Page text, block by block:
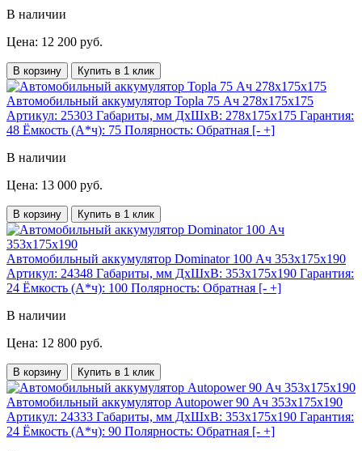
В наличии
Цена: 12 200 руб.
В корзину Купить в 1 клик
Автомобильный аккумулятор Topla 75 Ач 278x175x175
Артикул: 25303 Габариты, мм ДхШхВ: 278x175x175 Гарантия:
48 Ёмкость (А*ч): 75 Полярность: Обратная [- +]
В наличии
Цена: 13 000 руб.
В корзину Купить в 1 клик
Автомобильный аккумулятор Dominator 100 Ач 353x175x190
Артикул: 24348 Габариты, мм ДхШхВ: 353x175x190 Гарантия:
24 Ёмкость (А*ч): 100 Полярность: Обратная [- +]
В наличии
Цена: 12 800 руб.
В корзину Купить в 1 клик
Автомобильный аккумулятор Autopower 90 Ач 353x175x190
Артикул: 24333 Габариты, мм ДхШхВ: 353x175x190 Гарантия:
24 Ёмкость (А*ч): 90 Полярность: Обратная [- +]